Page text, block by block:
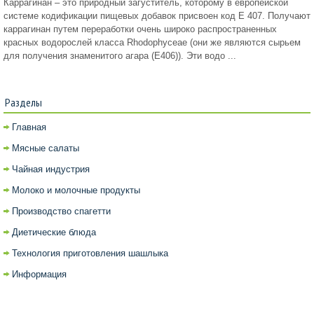
Каррагинан – это природный загуститель, которому в европейской
системе кодификации пищевых добавок присвоен код Е 407. Получают
каррагинан путем переработки очень широко распространенных
красных водорослей класса Rhodophyceae (они же являются сырьем
для получения знаменитого агара (Е406)). Эти водо ...
Разделы
Главная
Мясные салаты
Чайная индустрия
Молоко и молочные продукты
Производство спагетти
Диетические блюда
Технология приготовления шашлыка
Информация